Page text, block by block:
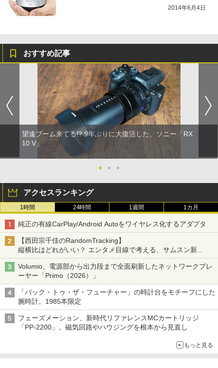
2014年6月4日
おすすめ記事
望遠ブーム来てる!? 9年ぶりに大復活した、ソニー「RX
10 V」
● ● ●
アクセスランキング
1時間 24時間 1週間 1カ月
純正の有線CarPlay/Android Autoをワイヤレス化するアダプタ
【西田宗千佳のRandomTracking】
縦横比はどれがいい？ エンタメ目線で考える、サムスン新
「Galaxy Z Fold」
Volumio、電源部から出力段まで全面刷新したネットワークプレ
ーヤー「Primo（2026）」
「バック・トゥ・ザ・フューチャー」の時計台をモチーフにした
腕時計。1985本限定
フェーズメーション、新時代リファレンスMCカートリッジ
「PP-2200」。磁気回路やハウジングを根本から見直し
もっと見る